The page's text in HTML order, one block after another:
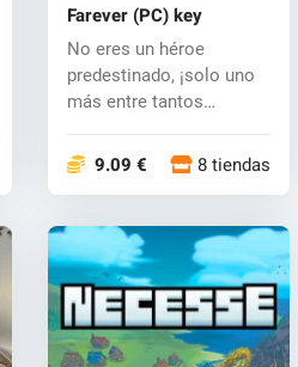
Farever (PC) key
No eres un héroe
predestinado, ¡solo uno
más entre tantos
9.09 € 8 tiendas